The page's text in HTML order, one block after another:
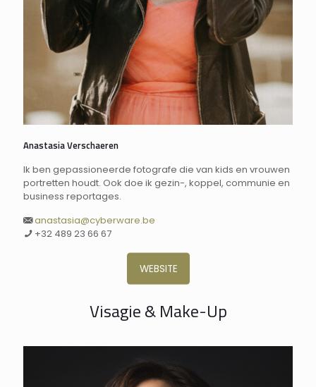
Anastasia Verschaeren
Ik ben gepassioneerde fotografe die van kids en vrouwen
portretten houdt. Ook doe ik gezin-, koppel, communie en
business reportages.
anastasia@cyberware.be
+32 489 23 66 67
WEBSITE
Visagie & Make-Up